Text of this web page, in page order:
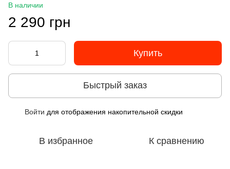
В наличии
2 290 грн
Купить
Быстрый заказ
Войти для отображения накопительной скидки
В избранное К сравнению